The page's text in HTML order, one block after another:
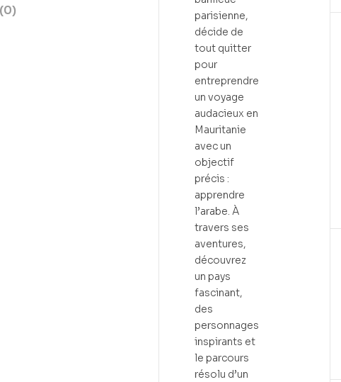
parisienne,
décide de
tout quitter
pour
entreprendre
un voyage
audacieux en
Mauritanie
avec un
objectif
précis :
apprendre
l’arabe. À
travers ses
aventures,
découvrez
un pays
fascinant,
des
personnages
inspirants et
le parcours
résolu d’un